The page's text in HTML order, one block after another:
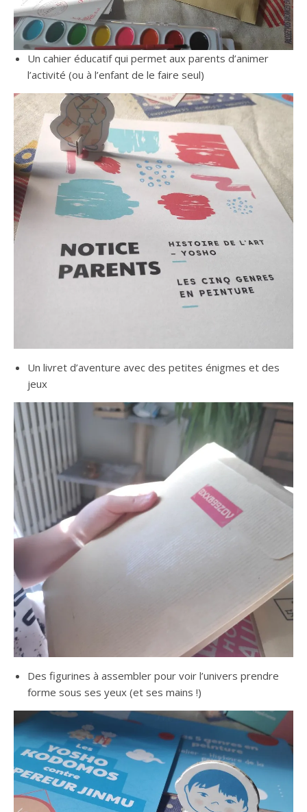
Un cahier éducatif qui permet aux parents d’animer
l’activité (ou à l’enfant de le faire seul)
Un livret d’aventure avec des petites énigmes et des
jeux
Des figurines à assembler pour voir l’univers prendre
forme sous ses yeux (et ses mains !)